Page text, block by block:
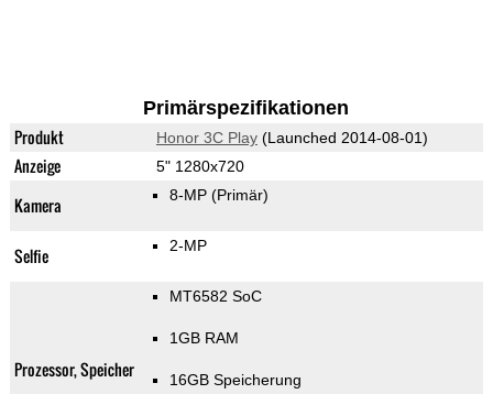
Primärspezifikationen
Produkt Honor 3C Play(Launched 2014-08-01)
Anzeige 5" 1280x720
Kamera 8-MP (Primär)
Selfie 2-MP
Prozessor, Speicher
MT6582 SoC
1GB RAM
16GB Speicherung